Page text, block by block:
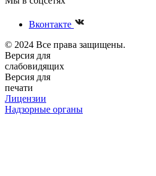
Вконтакте
© 2024 Все права защищены.
Версия для
слабовидящих
Версия для
печати
Лицензии
Надзорные органы